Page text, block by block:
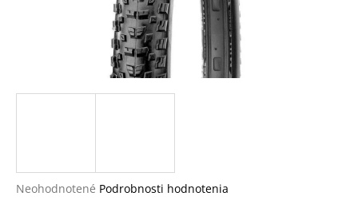
Priemerné
Neohodnotené Podrobnosti hodnotenia